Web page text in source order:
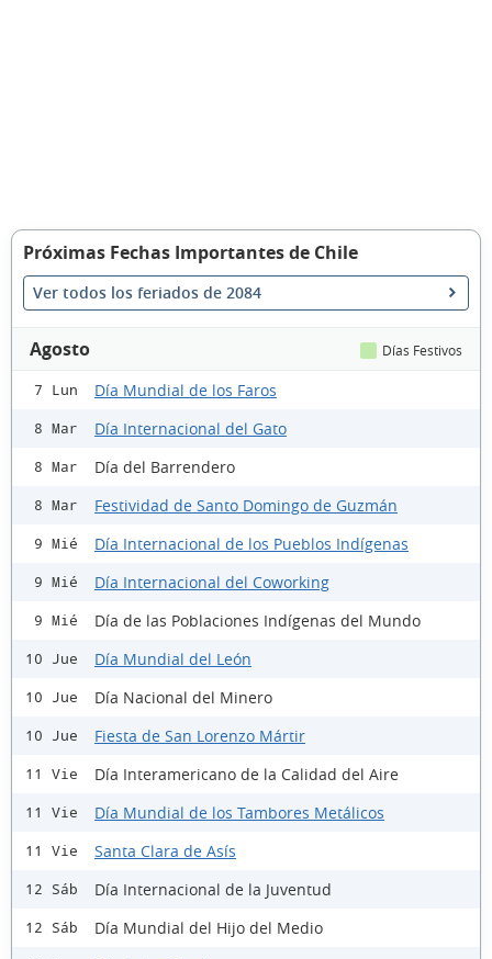
Próximas Fechas Importantes de Chile
Ver todos los feriados de 2084
Agosto Días Festivos
7 Lun Día Mundial de los Faros
8 Mar Día Internacional del Gato
8 Mar Día del Barrendero
8 Mar Festividad de Santo Domingo de Guzmán
9 Mié Día Internacional de los Pueblos Indígenas
9 Mié Día Internacional del Coworking
9 Mié Día de las Poblaciones Indígenas del Mundo
10 Jue Día Mundial del León
10 Jue Día Nacional del Minero
10 Jue Fiesta de San Lorenzo Mártir
11 Vie Día Interamericano de la Calidad del Aire
11 Vie Día Mundial de los Tambores Metálicos
11 Vie Santa Clara de Asís
12 Sáb Día Internacional de la Juventud
12 Sáb Día Mundial del Hijo del Medio